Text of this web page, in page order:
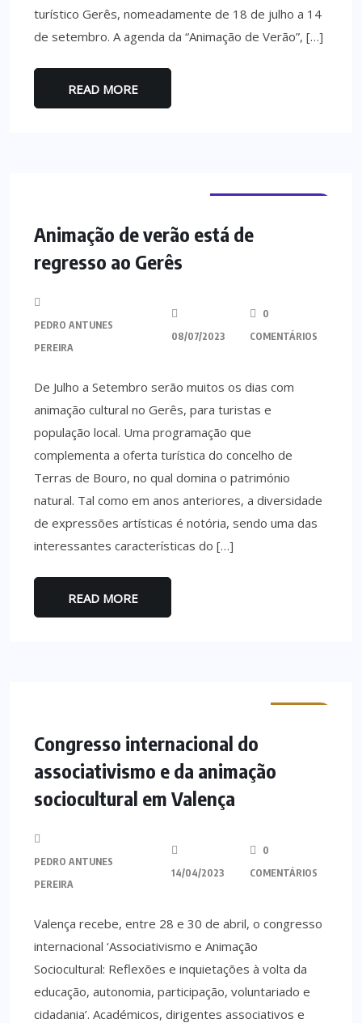
turístico Gerês, nomeadamente de 18 de julho a 14
de setembro. A agenda da “Animação de Verão”, […]
READ MORE
Animação de verão está de
regresso ao Gerês
PEDRO ANTUNES
PEREIRA
08/07/2023
0
COMENTÁRIOS
De Julho a Setembro serão muitos os dias com
animação cultural no Gerês, para turistas e
população local. Uma programação que
complementa a oferta turística do concelho de
Terras de Bouro, no qual domina o património
natural. Tal como em anos anteriores, a diversidade
de expressões artísticas é notória, sendo uma das
interessantes características do […]
READ MORE
Congresso internacional do
associativismo e da animação
sociocultural em Valença
PEDRO ANTUNES
PEREIRA
14/04/2023
0
COMENTÁRIOS
Valença recebe, entre 28 e 30 de abril, o congresso
internacional ‘Associativismo e Animação
Sociocultural: Reflexões e inquietações à volta da
educação, autonomia, participação, voluntariado e
cidadania’. Académicos, dirigentes associativos e